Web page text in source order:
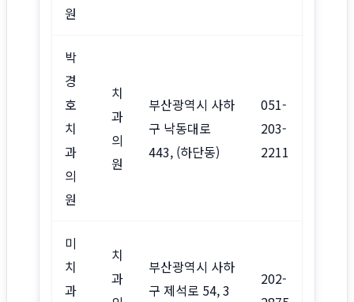
원
박
경
호
치
과
의
원
치
과
의
원
부산광역시 사하
구 낙동대로
443, (하단동)
051-
203-
2211
미
치
과
치
과
부산광역시 사하
구 제석로 54, 3
202-